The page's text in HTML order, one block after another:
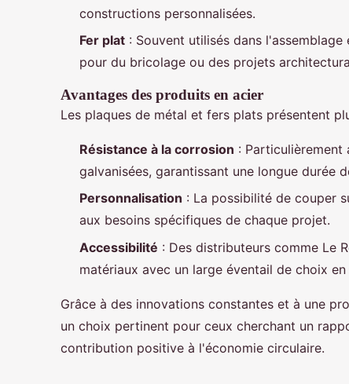
constructions personnalisées.
Fer plat : Souvent utilisés dans
pour du bricolage ou des projets
Avantages des produits en acier
Les plaques de métal et fers plats présentent
Résistance à la corrosion : Particulièrement
galvanisées, garantissant une longue durée
Personnalisation : La possibilité de couper
aux besoins spécifiques de chaque projet.
Accessibilité : Des distributeurs comme Le
matériaux avec un large éventail de choix
Grâce à des innovations constantes et à une
un choix pertinent pour ceux cherchant un
contribution positive à l'économie circulaire.